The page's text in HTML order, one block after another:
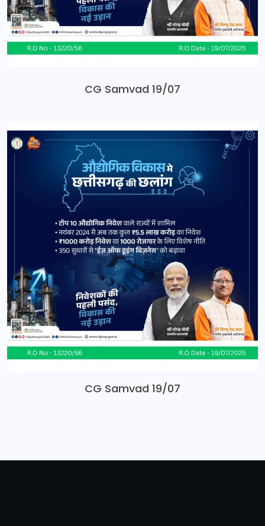
CG Samvad 19/07
CG Samvad 19/07